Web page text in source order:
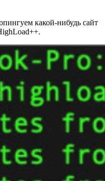
какой-нибудь сайт